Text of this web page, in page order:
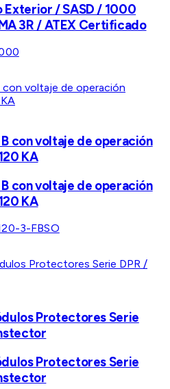
/ SASD / 1000
3R / ATEX Certificado
con voltaje de operación
KA
con voltaje de operación
KA
3-FBSO
Protectores Serie
Protectores Serie